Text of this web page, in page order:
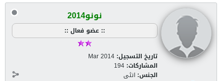
نونو2014
:: عضو فعال ::
تاريخ التسجيل: Mar 2014
المشاركات: 194
الجنس: انثى